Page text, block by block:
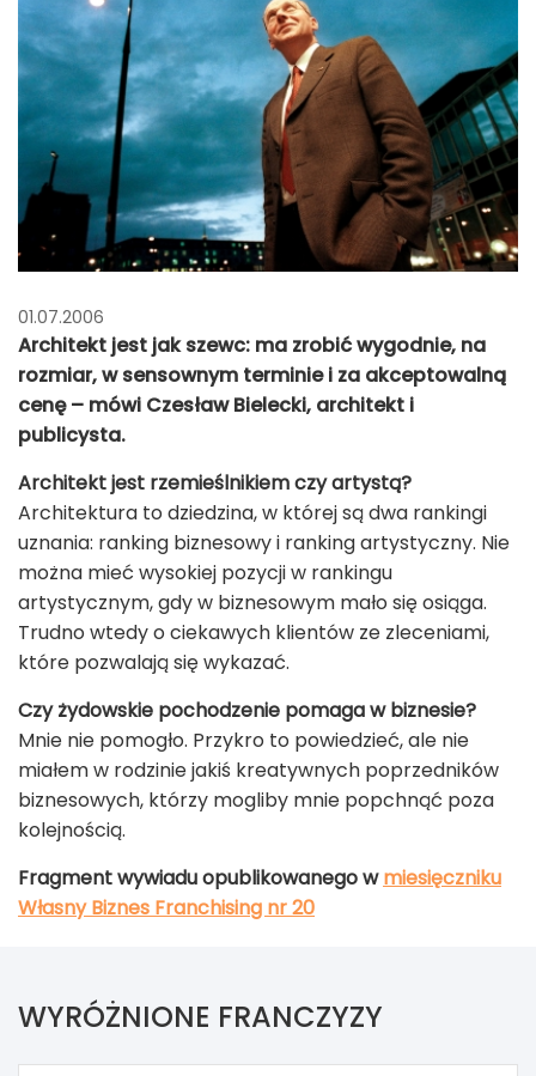
01.07.2006
Architekt jest jak szewc: ma zrobić wygodnie, na
rozmiar, w sensownym terminie i za akceptowalną
cenę – mówi Czesław Bielecki, architekt i
publicysta.
Architekt jest rzemieślnikiem czy artystą?
Architektura to dziedzina, w której są dwa rankingi
uznania: ranking biznesowy i ranking artystyczny. Nie
można mieć wysokiej pozycji w rankingu
artystycznym, gdy w biznesowym mało się osiąga.
Trudno wtedy o ciekawych klientów ze zleceniami,
które pozwalają się wykazać.
Czy żydowskie pochodzenie pomaga w biznesie?
Mnie nie pomogło. Przykro to powiedzieć, ale nie
miałem w rodzinie jakiś kreatywnych poprzedników
biznesowych, którzy mogliby mnie popchnąć poza
kolejnością.
Fragment wywiadu opublikowanego wmiesięczniku
Własny Biznes Franchising nr 20
WYRÓŻNIONE FRANCZYZY